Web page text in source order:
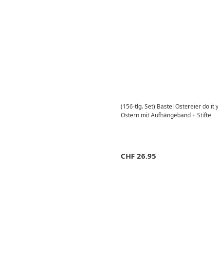
(156-tlg. Set) Bastel Ostereier do it
Ostern mit Aufhängeband + Stifte
CHF 26.95